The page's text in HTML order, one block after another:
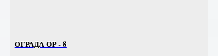
ОГРАДА ОР - 8